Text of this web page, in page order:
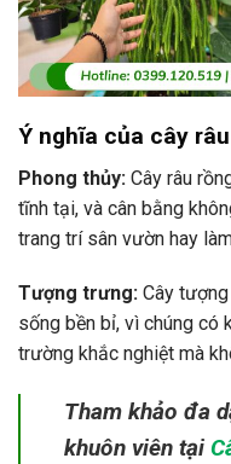
Ý nghĩa của cây
Phong thủy: Cây râu
tĩnh tại, và cân bằng
trang trí sân vườn hay
Tượng trưng: Cây
sống bền bỉ, vì chúng có
trường khắc nghiệt mà
Tham khảo đa
khuôn viên tại